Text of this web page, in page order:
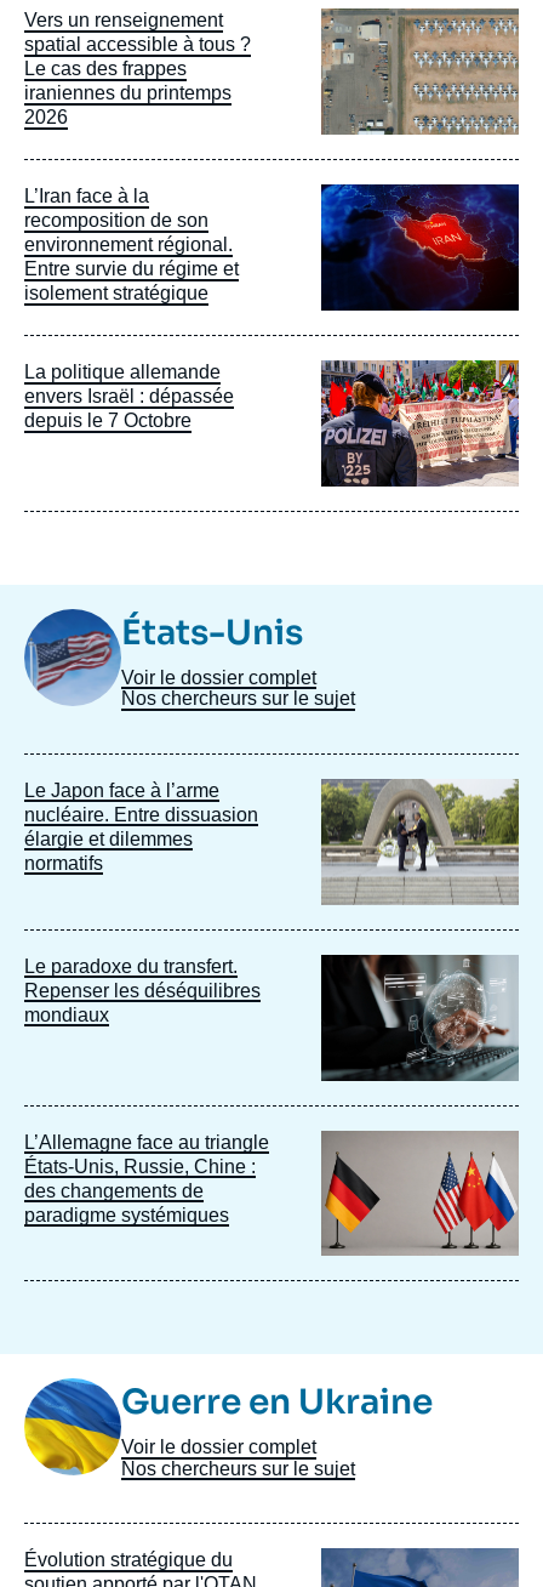
Vers un renseignement
spatial accessible à tous ?
Le cas des frappes
iraniennes du printemps
2026
Image
principale
L’Iran face à la
recomposition de son
environnement régional.
Entre survie du régime et
isolement stratégique
Image
principale
La politique allemande
envers Israël : dépassée
depuis le 7 Octobre
Image
principale
Image
Taxonomie États-Unis
Voir le dossier complet
Nos chercheurs sur le sujet
Le Japon face à l’arme
nucléaire. Entre dissuasion
élargie et dilemmes
normatifs
Image
principale
Le paradoxe du transfert.
Repenser les déséquilibres
mondiaux
Image
principale
L’Allemagne face au triangle
États-Unis, Russie, Chine :
des changements de
paradigme systémiques
principale
Image
TaxonomieGuerre en Ukraine
Voir le dossier complet
Nos chercheurs sur le sujet
Évolution stratégique du
Image
principale